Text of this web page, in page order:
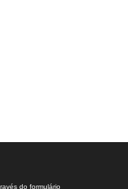
do formulário